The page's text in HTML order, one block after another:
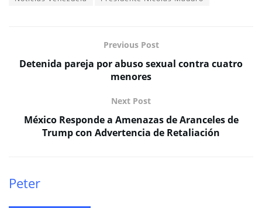
Previous Post
Detenida pareja por abuso sexual contra cuatro
menores
Next Post
México Responde a Amenazas de Aranceles de
Trump con Advertencia de Retaliación
Peter